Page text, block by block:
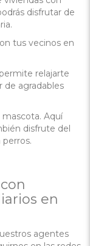
disfrutar de
tus vecinos en
relajarte
de agradables
Aquí
disfrute del
en
agentes